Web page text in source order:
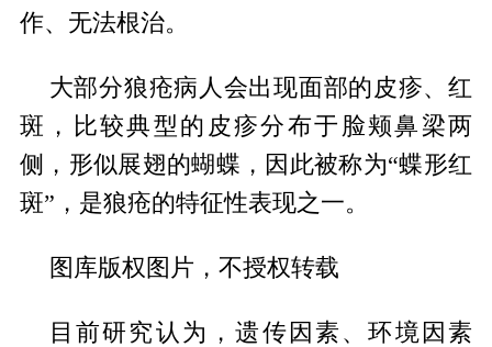
作、无法根治。
大部分狼疮病人会出现面部的皮疹、红
斑，比较典型的皮疹分布于脸颊鼻梁两
侧，形似展翅的蝴蝶，因此被称为“蝶形红
斑”，是狼疮的特征性表现之一。
图库版权图片，不授权转载
目前研究认为，遗传因素、环境因素